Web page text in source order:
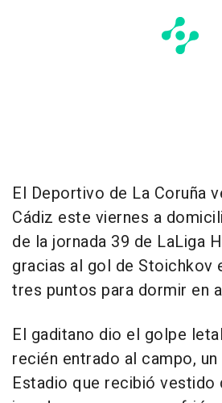
El Deportivo de La Coruña
Cádiz este viernes a
de la jornada 39 de LaLiga
gracias al gol de Stoichkov
tres puntos para dormir en
El gaditano dio el golpe
recién entrado al campo,
Estadio que recibió vestido